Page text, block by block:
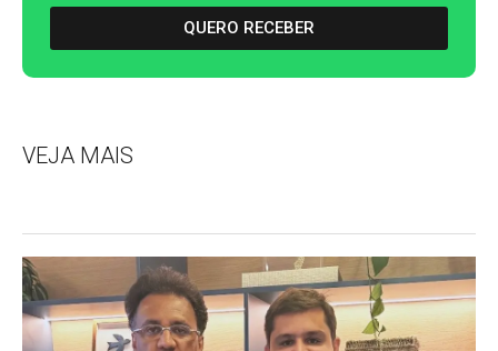
QUERO RECEBER
VEJA MAIS